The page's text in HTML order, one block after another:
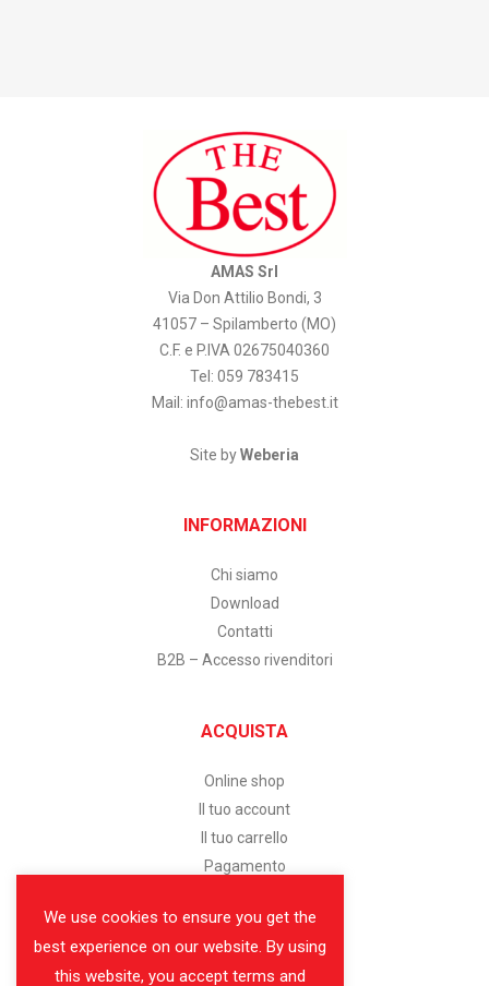
AMAS Srl
Via Don Attilio Bondi, 3
41057 – Spilamberto (MO)
C.F. e P.IVA 02675040360
Tel: 059 783415
Mail: info@amas-thebest.it
Site byWeberia
INFORMAZIONI
Chi siamo
Download
Contatti
B2B – Accesso rivenditori
ACQUISTA
Online shop
Il tuo account
Il tuo carrello
Pagamento
SERVIZIO CLIENTI
We use cookies to ensure you get the
best experience on our website. By using
this website, you accept terms and